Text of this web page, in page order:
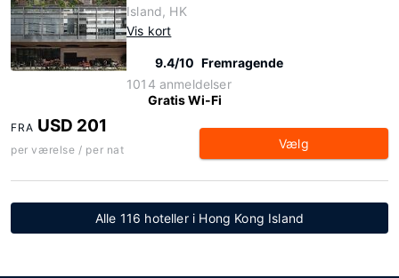
Island, HK
Vis kort
9.4/10 Fremragende
1014 anmeldelser
Gratis Wi-Fi
FRA USD 201
per værelse / per nat Vælg
Alle 116 hoteller i Hong Kong Island